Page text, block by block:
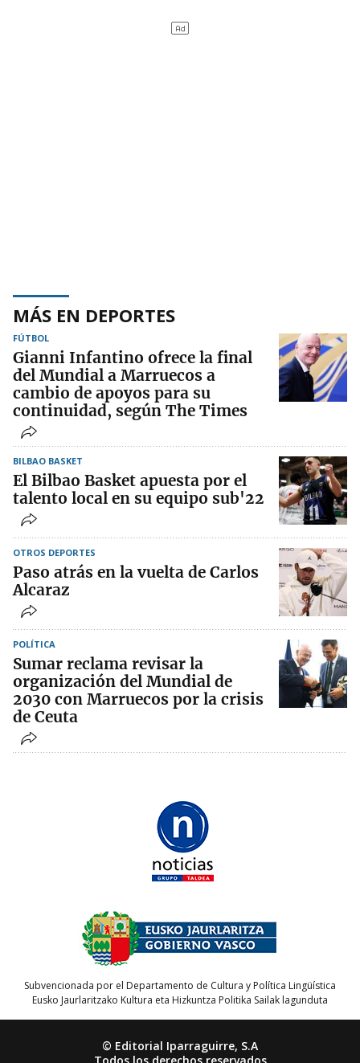
MÁS EN DEPORTES
FÚTBOL
Gianni Infantino ofrece la final
del Mundial a Marruecos a
cambio de apoyos para su
continuidad, según The Times
BILBAO BASKET
El Bilbao Basket apuesta por el
talento local en su equipo sub'22
OTROS DEPORTES
Paso atrás en la vuelta de Carlos
Alcaraz
POLÍTICA
Sumar reclama revisar la
organización del Mundial de
2030 con Marruecos por la crisis
de Ceuta
Subvencionada por el Departamento de Cultura y Política Lingüística
Eusko Jaurlaritzako Kultura eta Hizkuntza Politika Sailak lagunduta
© Editorial Iparraguirre, S.A